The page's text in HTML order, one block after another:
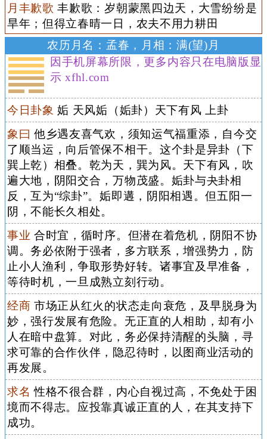
月丰歉歌 丰歉歌：岁朝蒙黑四边天，大雪纷纷是
旱年；但得立春晴一日，农夫不用力耕田
农历月名：孟春，月相：满(望)月
因手机屏幕所限，更多内容只在电脑版显
示 xfhl.com
今日卦象 姤 天风姤（姤卦）天下有风 上卦
象曰 他乡遇友喜气欢，须知运气福重添，自今交
了顺当运，向后管保不相干。这个卦是异卦（下
巽上乾）相叠。乾为天，巽为风。天下有风，吹
遍大地，阴阳交合，万物茂盛。姤卦与夬卦相
反，互为“综卦”。姤即遘，阴阳相遇。但五阳一
阴，不能长久相处。
事业 合时宜，循时序。但潜在着危机，阴阳不协
调。务必依附于强者，多方联系，增强势力，防
止小人渔利，争取形势好转。诸事宜及早准备，
等待时机，一旦成熟立刻行动。
经商 市场正从红火的状态走向衰危，及早脱身为
妙，强行发展有危险。无正直的人相助，却有小
人在暗中盘算。对此，务必保持清醒的头脑，寻
求可靠的合作伙伴，隐忍待时，以图商业活动的
再发展。
求名 性格不很合群，内心自视过高，不免处于困
境而不得志。应投靠真诚正直的人，在其支持下
成功。